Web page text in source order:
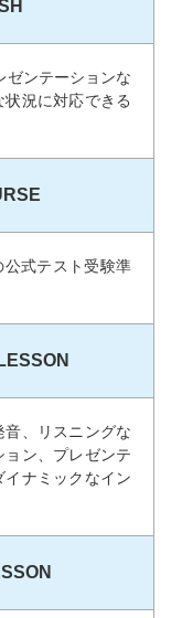
ゼンテーションな
況に対応できる
公式テスト受験準
、リスニングな
ョン、プレゼンテ
ナミックなイン